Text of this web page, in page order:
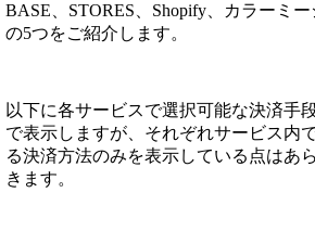
BASE、STORES、Shopify、カラーミ
の5つをご紹介します。
以下に各サービスで選択可能な決済手
で表示しますが、それぞれサービス内
る決済方法のみを表示している点はあ
きます。